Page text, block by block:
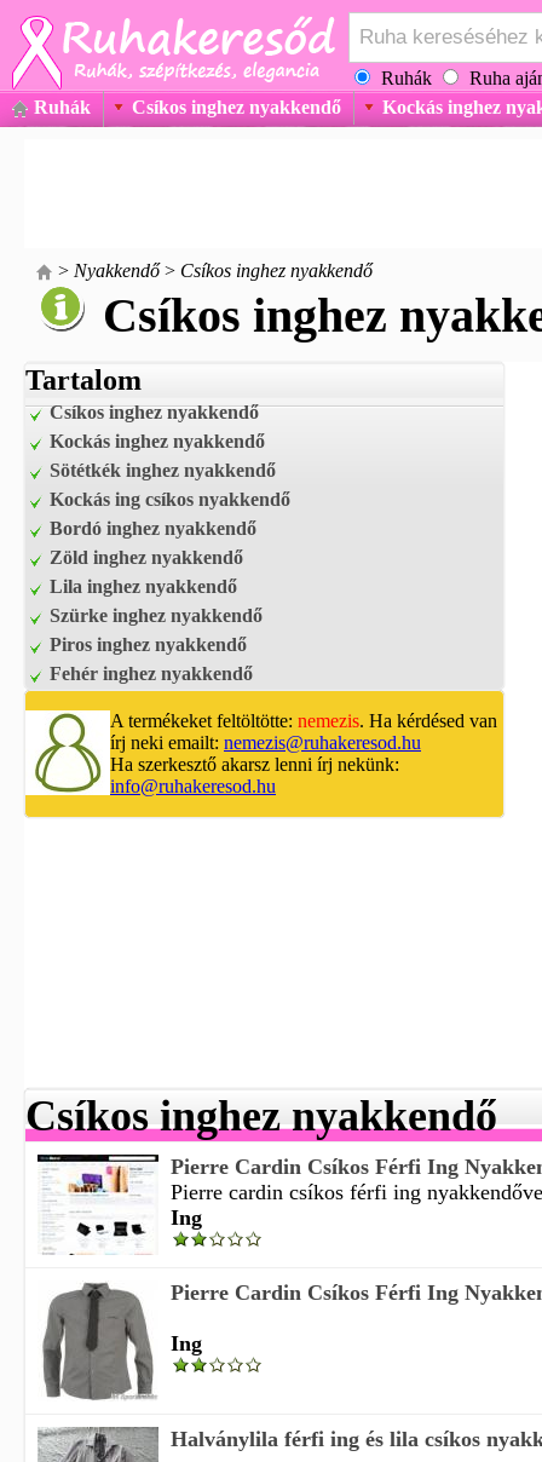
Ruhák
Ruha
Ruhák
Csíkos inghez nyakkendő Kockás inghez
> Nyakkendő> Csíkos inghez nyakkendő
Csíkos inghez
Tartalom
Csíkos inghez nyakkendő
Kockás inghez nyakkendő
Sötétkék inghez nyakkendő
Kockás ing csíkos nyakkendő
Bordó inghez nyakkendő
Zöld inghez nyakkendő
Lila inghez nyakkendő
Szürke inghez nyakkendő
Piros inghez nyakkendő
Fehér inghez nyakkendő
A termékeket feltöltötte: nemezis. Ha kérdésed van
írj neki emailt: nemezis@ruhakeresod.hu
Ha szerkesztő akarsz lenni írj nekünk:
info@ruhakeresod.hu
Csíkos inghez nyakkendő
Pierre Cardin Csíkos Férfi Ing
Pierre cardin csíkos férfi ing
Ing
Pierre Cardin Csíkos Férfi Ing
Ing
Halványlila férfi ing és lila csíkos